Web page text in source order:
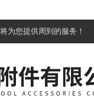
为您提供周到的服务！